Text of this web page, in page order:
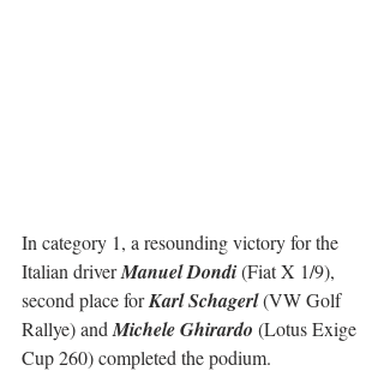
In category 1, a resounding victory for the
Italian driver Manuel Dondi (Fiat X 1/9),
second place for Karl Schagerl (VW Golf
Rallye) and Michele Ghirardo (Lotus Exige
Cup 260) completed the podium.